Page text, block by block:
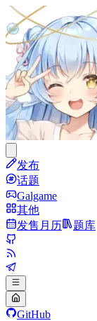
发布
话题
Galgame
其他
发售月历
题库
GitHub